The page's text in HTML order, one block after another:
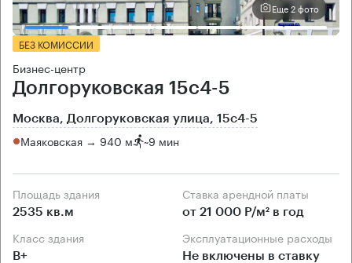
Еще 2 фото
БЕЗ КОМИССИИ
Бизнес-центр
Долгоруковская 15с4-5
Москва, Долгоруковская улица, 15с4-5
Маяковская → 940 м ~9 мин
Площадь здания
2535 кв.м
Ставка арендной платы
от 21 000 Р/м² в год
Класс здания
B+
Эксплуатационные расходы
Не включены в ставку